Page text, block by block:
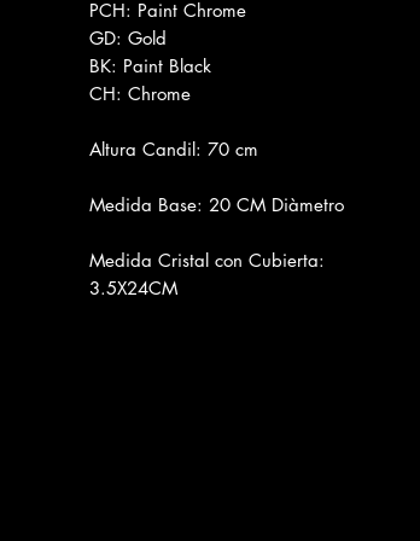
PCH: Paint Chrome
GD: Gold
BK: Paint Black
CH: Chrome
Altura Candil: 70 cm
Medida Base: 20 CM Diàmetro
Medida Cristal con Cubierta:
3.5X24CM